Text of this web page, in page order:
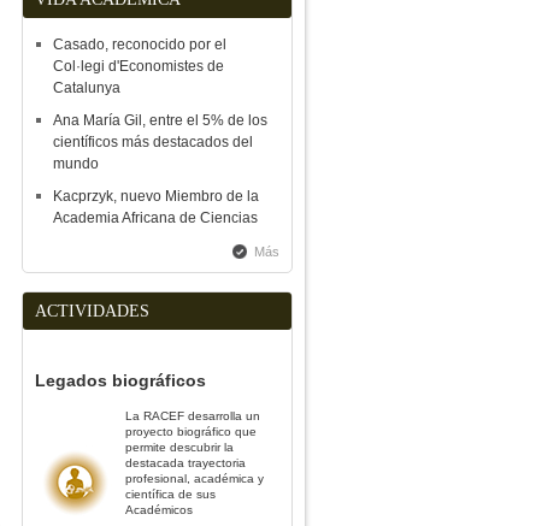
Casado, reconocido por el
Col·legi d'Economistes de
Catalunya
Ana María Gil, entre el 5% de los
científicos más destacados del
mundo
Kacprzyk, nuevo Miembro de la
Academia Africana de Ciencias
Más
ACTIVIDADES
Legados biográficos
La RACEF desarrolla un
proyecto biográfico que
permite descubrir la
destacada trayectoria
profesional, académica y
científica de sus
Académicos